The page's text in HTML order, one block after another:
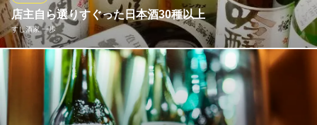
吉草 (きっそう)大宮本店
【大宮】本格蕎麦居酒屋
ＪＲ大宮駅東口 徒歩6分
埼玉県さいたま市大宮区宮町3-1-7 HSビル1F
店主自ら選りすぐった日本酒30種以上
すし酒家 一歩
全国各種から取り寄せいたしました！当店厳選の日本酒ラインナ
ップです！こだわりの銘酒を約30種類揃えております。 ☆本日の
おすすめ☆【兵庫】「奥播磨」…穏やかな吟醸香を感じられる。
【栃木】「鳳凰美田ワインセル」…珍しいワイン酵母を使って醸